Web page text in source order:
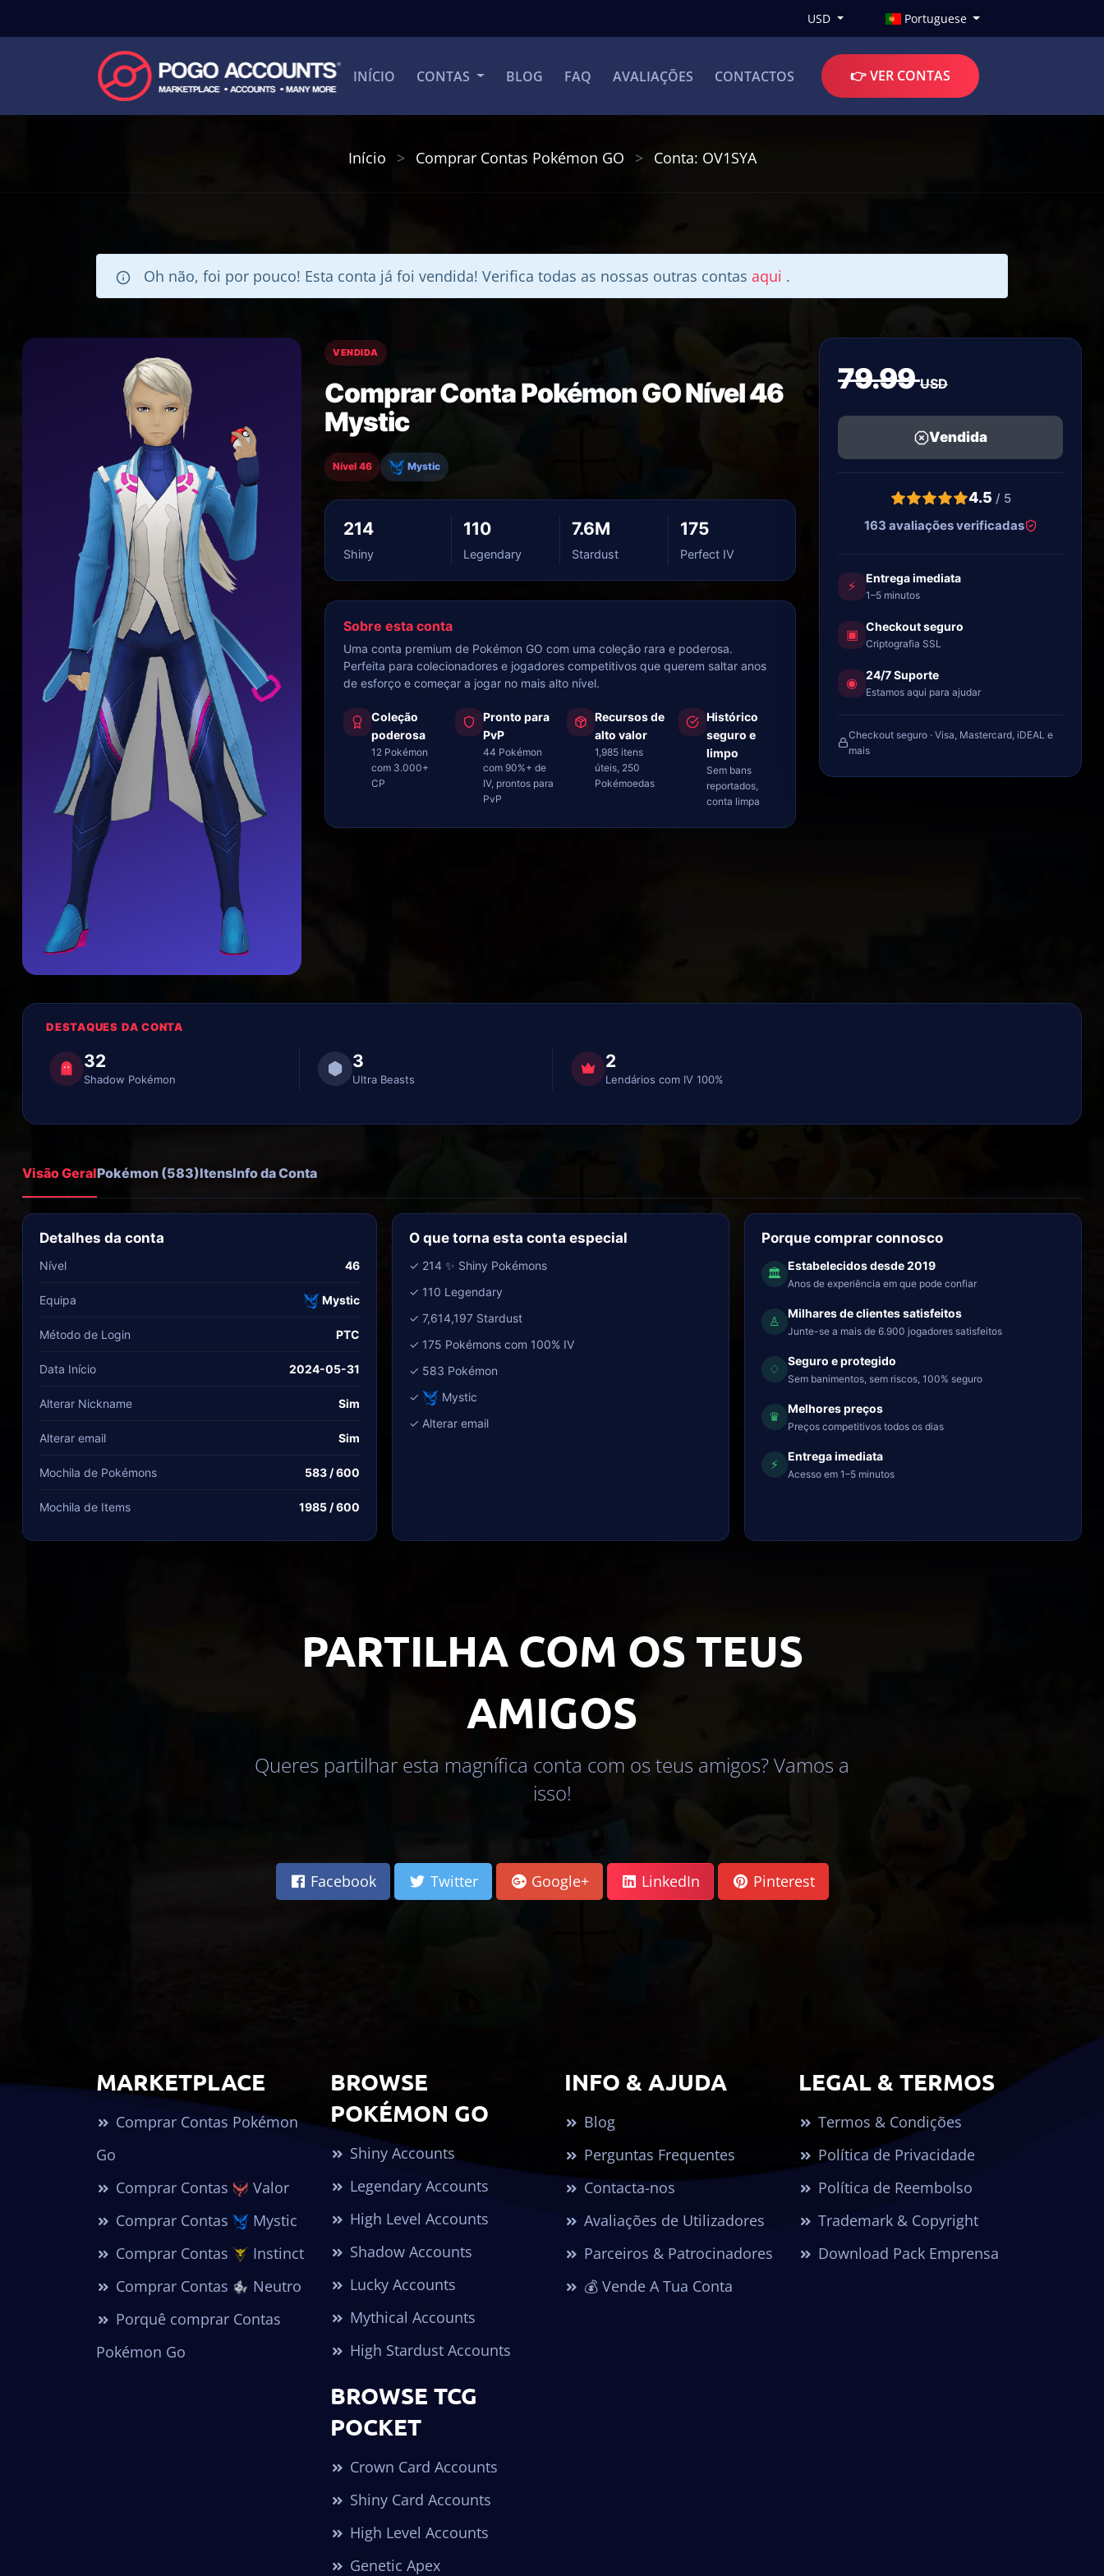
USD Portuguese
INÍCIO CONTAS BLOG FAQ AVALIAÇÕES CONTACTOS 👉 VER CONTAS
Início Comprar Contas Pokémon GO Conta: OV1SYA
Oh não, foi por pouco! Esta conta já foi vendida! Verifica todas as nossas outras contas aqui .
VENDIDA
Comprar Conta Pokémon GO Nível 46
Mystic
Nível 46 Mystic
214
Shiny
110
Legendary
7.6M
Stardust
175
Perfect IV
Sobre esta conta
Uma conta premium de Pokémon GO com uma coleção rara e poderosa.
Perfeita para colecionadores e jogadores competitivos que querem saltar anos
de esforço e começar a jogar no mais alto nível.
Coleção
poderosa
12 Pokémon
com 3.000+
CP
Pronto para
PvP
44 Pokémon
com 90%+ de
IV, prontos para
PvP
Recursos de
alto valor
1,985 itens
úteis, 250
Pokémoedas
Histórico
seguro e
limpo
Sem bans
reportados,
conta limpa
79.99USD
Vendida
4.5 / 5
163 avaliações verificadas
⚡ Entrega imediata
1–5 minutos
▣ Checkout seguro
Criptografia SSL
◉ 24/7 Suporte
Estamos aqui para ajudar
Checkout seguro · Visa, Mastercard, iDEAL e
mais
DESTAQUES DA CONTA
32
Shadow Pokémon
3
Ultra Beasts
2
Lendários com IV 100%
Visão GeralPokémon (583)ItensInfo da Conta
Detalhes da conta
Nível 46
Equipa Mystic
Método de Login PTC
Data Início 2024-05-31
Alterar Nickname Sim
Alterar email Sim
Mochila de Pokémons 583 / 600
Mochila de Items 1985 / 600
O que torna esta conta especial
✓ 214 ✨ Shiny Pokémons
✓ 110 Legendary
✓ 7,614,197 Stardust
✓ 175 Pokémons com 100% IV
✓ 583 Pokémon
✓
Mystic
✓ Alterar email
Porque comprar connosco
🏛
Estabelecidos desde 2019
Anos de experiência em que pode confiar
♙
Milhares de clientes satisfeitos
Junte-se a mais de 6.900 jogadores satisfeitos
♢
Seguro e protegido
Sem banimentos, sem riscos, 100% seguro
♛
Melhores preços
Preços competitivos todos os dias
⚡
Entrega imediata
Acesso em 1–5 minutos
PARTILHA COM OS TEUS
AMIGOS
Queres partilhar esta magnífica conta com os teus amigos? Vamos a
isso!
Facebook Twitter Google+ LinkedIn Pinterest
MARKETPLACE
Comprar Contas Pokémon
Go
Comprar Contas
Valor
Comprar Contas
Mystic
Comprar Contas
Instinct
Comprar Contas
Neutro
Porquê comprar Contas
Pokémon Go
BROWSE
POKÉMON GO
Shiny Accounts
Legendary Accounts
High Level Accounts
Shadow Accounts
Lucky Accounts
Mythical Accounts
High Stardust Accounts
BROWSE TCG
POCKET
Crown Card Accounts
Shiny Card Accounts
High Level Accounts
Genetic Apex
INFO & AJUDA
Blog
Perguntas Frequentes
Contacta-nos
Avaliações de Utilizadores
Parceiros & Patrocinadores
💰 Vende A Tua Conta
LEGAL & TERMOS
Termos & Condições
Política de Privacidade
Política de Reembolso
Trademark & Copyright
Download Pack Emprensa